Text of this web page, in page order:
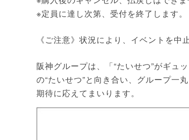
※定員に達し次第、受付を終了します。
《ご注意》状況により、イベントを中
阪神グループは、「“たいせつ”がギュ
の“たいせつ”と向き合い、グループ一
期待に応えてまいります。